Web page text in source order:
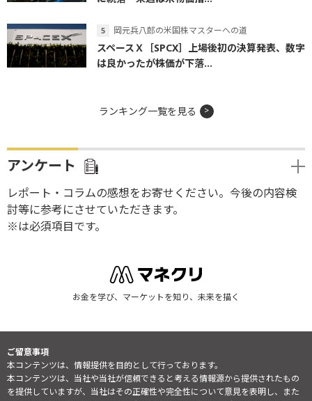
岡元兵八郎の米国株マスターへの道
スペースＸ［SPCX］上場後初の決算発表、数字
は良かったが株価が下落...
ランキング一覧を見る
アンケート
レポート・コラムの感想をお寄せください。今後の内容検
討等に参考にさせていただきます。
※は必須項目です。
お金を学び、マーケットを知り、未来を描く
ご留意事項
本コンテンツは、情報提供を目的として行っております。
本コンテンツは、当社や当社が信頼できると考える情報源から提供されたもの
を提供していますが、当社はその正確性や完全性について意見を表明し、また